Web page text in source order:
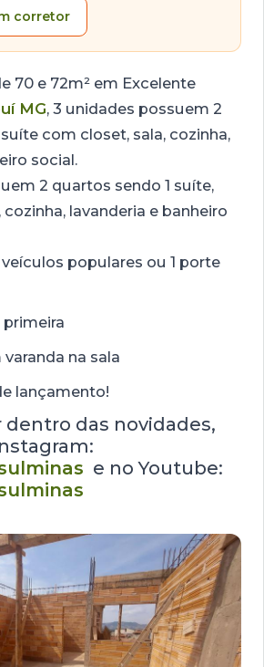
corretor
70 e 72m² em Excelente
MG, 3 unidades possuem 2
com closet, sala, cozinha,
social.
2 quartos sendo 1 suíte,
lavanderia e banheiro
populares ou 1 porte
na sala
lançamento!
dentro das novidades,
e no Youtube: